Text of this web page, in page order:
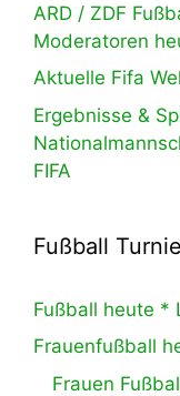
ARD / ZDF
Moderatoren
Aktuelle Fifa
Ergebnisse &
FIFA
Fußball
Fußball heute *
Frauenfußball
Frauen